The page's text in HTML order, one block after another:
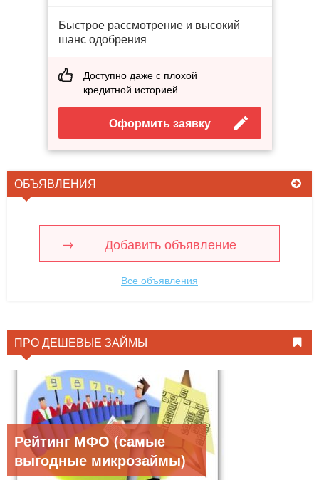
Быстрое рассмотрение и высокий
шанс одобрения
Доступно даже с плохой
кредитной историей
Оформить заявку
ОБЪЯВЛЕНИЯ
Добавить объявление
Все объявления
ПРО ДЕШЕВЫЕ ЗАЙМЫ
Рейтинг МФО (самые
выгодные микрозаймы)